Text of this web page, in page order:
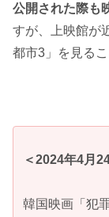
公開された際も
すが、上映館が
都市3」を見る
＜2024年4月
韓国映画「犯